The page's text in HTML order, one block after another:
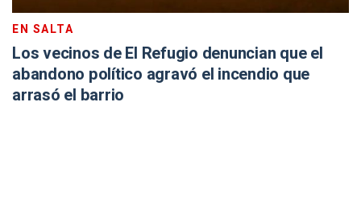
EN SALTA
Los vecinos de El Refugio denuncian que el
abandono político agravó el incendio que
arrasó el barrio